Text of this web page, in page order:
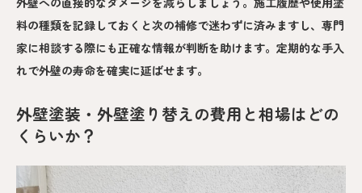
料の種類を記録しておくと次の補修で迷わずに済みますし、専門
家に相談する際にも正確な情報が判断を助けます。定期的な手入
れで外壁の寿命を確実に延ばせます。
外壁塗装・外壁塗り替えの費用と相場はどの
くらいか？